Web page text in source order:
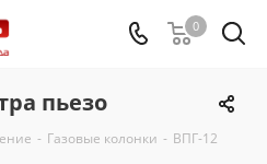
0
пьезо
- Газовые колонки - ВПГ-12